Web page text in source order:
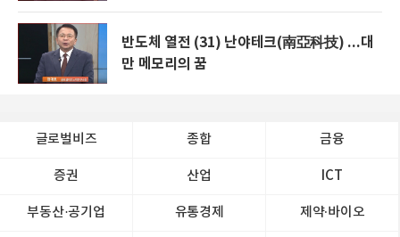
반도체 열전 (31) 난야테크(南亞科技) ...대
만 메모리의 꿈
글로벌비즈 종합 금융
증권 산업 ICT
부동산·공기업 유통경제 제약∙바이오